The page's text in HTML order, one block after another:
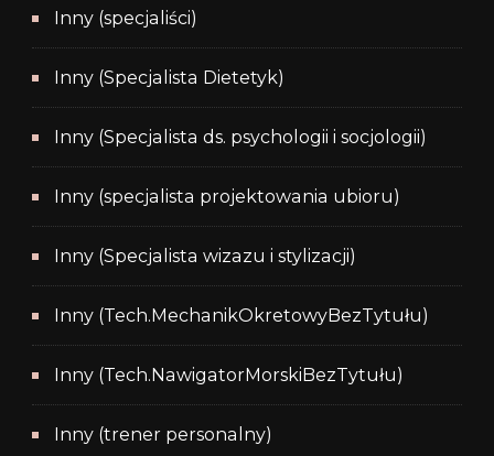
Inny (specjaliści)
Inny (Specjalista Dietetyk)
Inny (Specjalista ds. psychologii i socjologii)
Inny (specjalista projektowania ubioru)
Inny (Specjalista wizazu i stylizacji)
Inny (Tech.MechanikOkretowyBezTytułu)
Inny (Tech.NawigatorMorskiBezTytułu)
Inny (trener personalny)